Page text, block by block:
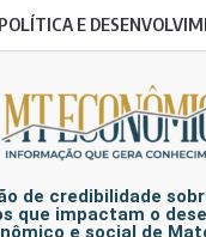
POLÍTICA E
de credibilidade
que impactam o
e social de